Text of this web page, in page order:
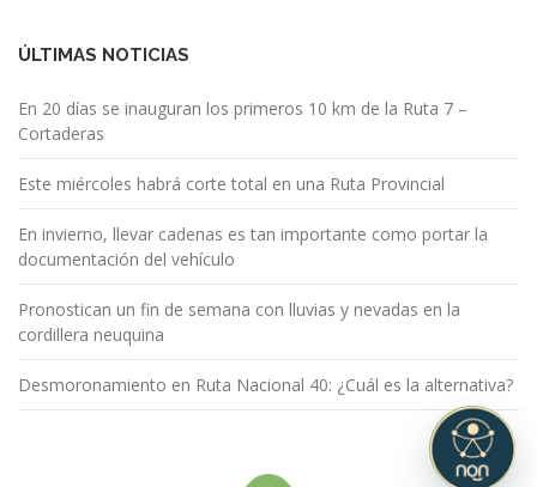
ÚLTIMAS NOTICIAS
En 20 días se inauguran los primeros 10 km de la Ruta 7 –
Cortaderas
Este miércoles habrá corte total en una Ruta Provincial
En invierno, llevar cadenas es tan importante como portar la
documentación del vehículo
Pronostican un fin de semana con lluvias y nevadas en la
cordillera neuquina
Desmoronamiento en Ruta Nacional 40: ¿Cuál es la alternativa?